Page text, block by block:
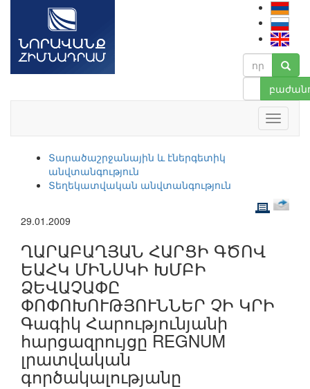
Տարածաշրջանային և էներգետիկ
անվտանգություն
Տեղեկատվական անվտանգություն
29.01.2009
ՂԱՐԱԲԱՂՅԱՆ ՀԱՐՑԻ ԳԾՈՎ
ԵԱՀԿ ՄԻՆՍԿԻ ԽՄԲԻ
ՁԵՎԱՉԱՓԸ
ՓՈՓՈԽՈՒԹՅՈՒՆՆԵՐ ՉԻ ԿՐԻ
Գագիկ Հարությունյանի
հարցազրույցը REGNUM
լրատվական
գործակալությանը